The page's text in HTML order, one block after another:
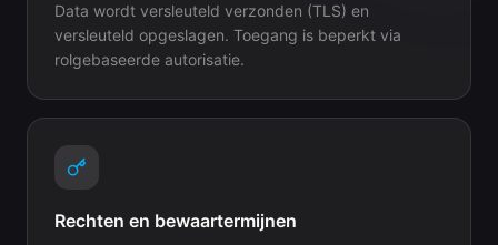
Data wordt versleuteld verzonden (TLS) en
versleuteld opgeslagen. Toegang is beperkt via
rolgebaseerde autorisatie.
Rechten en bewaartermijnen